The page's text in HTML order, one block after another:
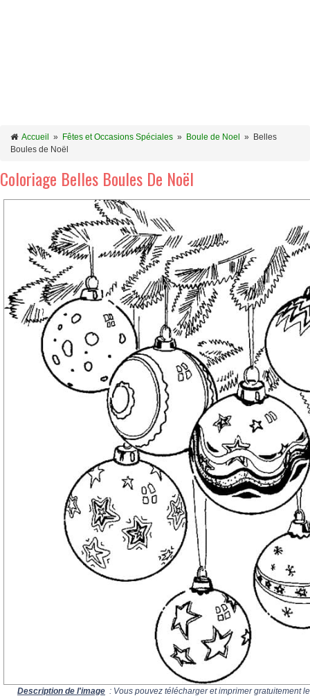
Accueil » Fêtes et Occasions Spéciales » Boule de Noel »
Belles
Boules de Noël
Coloriage Belles Boules De Noël
Description de l'image : Vous pouvez télécharger et imprimer gratuitement le